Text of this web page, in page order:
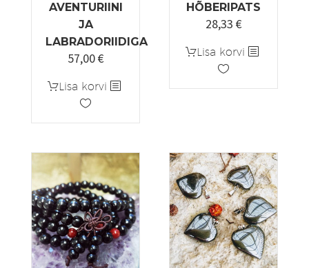
AVENTURIINI
JA
LABRADORIIDIGA
57,00€
Lisa korvi
HÕBERIPATS
Algne
oli:
33,33 €.
28,33 €Praegune
on:
Lisa korvi